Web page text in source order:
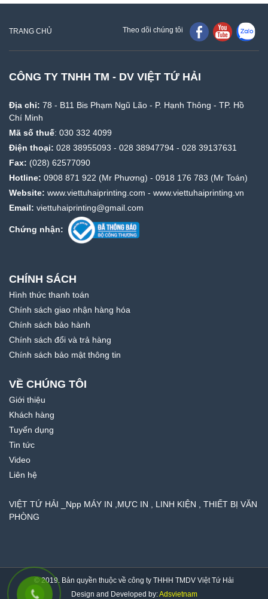
TRANG CHỦ Theo dõi chúng tôi
CÔNG TY TNHH TM - DV VIỆT TỨ HẢI
Địa chỉ: 78 - B11 Bis Phạm Ngũ Lão - P. Hạnh Thông - TP. Hồ
Chí Minh
Mã số thuế: 030 332 4099
Điện thoại: 028 38955093 - 028 38947794 - 028 39137631
Fax: (028) 62577090
Hotline: 0908 871 922 (Mr Phương) - 0918 176 783 (Mr Toán)
Website: www.viettuhaiprinting.com - www.viettuhaiprinting.vn
Email: viettuhaiprinting@gmail.com
Chứng nhận:
CHÍNH SÁCH
Hình thức thanh toán
Chính sách giao nhận hàng hóa
Chính sách bảo hành
Chính sách đổi và trả hàng
Chính sách bảo mật thông tin
VỀ CHÚNG TÔI
Giới thiệu
Khách hàng
Tuyển dụng
Tin tức
Video
Liên hệ
VIỆT TỨ HẢI _Npp MÁY IN ,MỰC IN , LINH KIỆN , THIẾT BỊ VĂN
PHÒNG
© 2019. Bản quyền thuộc về công ty THHH TMDV Việt Tứ Hải
Design and Developed by:Adsvietnam